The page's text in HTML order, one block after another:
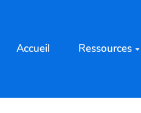
Accueil Ressources